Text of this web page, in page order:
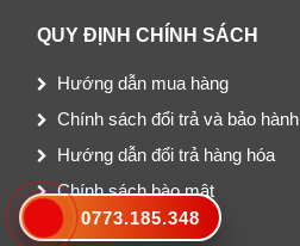
QUY ĐỊNH CHÍNH SÁCH
Hướng dẫn mua hàng
Chính sách đổi trả và bảo hành
Hướng dẫn đổi trả hàng hóa
Chính sách bào mật
0773.185.348